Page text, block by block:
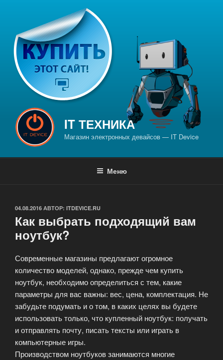
содержимому
IT ТЕХНИКА
Магазин электронных девайсов — IT Device
Меню
ОПУБЛИКОВАНО
04.08.2016 АВТОР: ITDEVICE.RU
Как выбрать подходящий вам
ноутбук?
Современные магазины предлагают огромное
количество моделей, однако, прежде чем купить
ноутбук, необходимо определиться с тем, какие
параметры для вас важны: вес, цена, комплектация. Не
забудьте подумать и о том, в каких целях вы будете
использовать только, что купленный ноутбук: получать
и отправлять почту, писать тексты или играть в
компьютерные игры.
Производством ноутбуков занимаются многие